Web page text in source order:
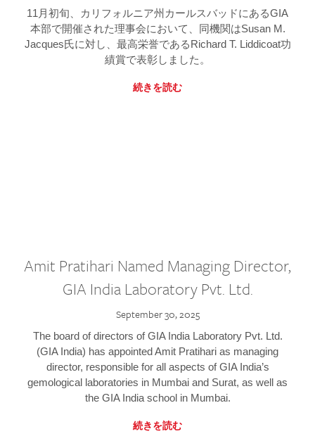
11月初旬、カリフォルニア州カールスバッドにあるGIA
本部で開催された理事会において、同機関はSusan M.
Jacques氏に対し、最高栄誉であるRichard T. Liddicoat功
績賞で表彰しました。
続きを読む
Amit Pratihari Named Managing Director,
GIA India Laboratory Pvt. Ltd.
September 30, 2025
The board of directors of GIA India Laboratory Pvt. Ltd.
(GIA India) has appointed Amit Pratihari as managing
director, responsible for all aspects of GIA India’s
gemological laboratories in Mumbai and Surat, as well as
the GIA India school in Mumbai.
続きを読む